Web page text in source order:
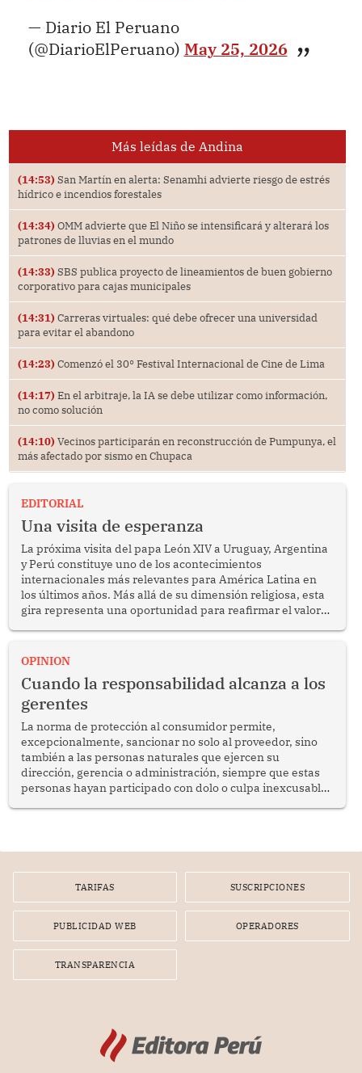
— Diario El Peruano
(@DiarioElPeruano) May 25, 2026
Más leídas de Andina
(14:53) San Martín en alerta: Senamhi advierte riesgo de estrés
hídrico e incendios forestales
(14:34) OMM advierte que El Niño se intensificará y alterará los
patrones de lluvias en el mundo
(14:33) SBS publica proyecto de lineamientos de buen gobierno
corporativo para cajas municipales
(14:31) Carreras virtuales: qué debe ofrecer una universidad
para evitar el abandono
(14:23) Comenzó el 30° Festival Internacional de Cine de Lima
(14:17) En el arbitraje, la IA se debe utilizar como información,
no como solución
(14:10) Vecinos participarán en reconstrucción de Pumpunya, el
más afectado por sismo en Chupaca
EDITORIAL
Una visita de esperanza
La próxima visita del papa León XIV a Uruguay, Argentina
y Perú constituye uno de los acontecimientos
internacionales más relevantes para América Latina en
los últimos años. Más allá de su dimensión religiosa, esta
gira representa una oportunidad para reafirmar el valor
enfrenta desafíos en materia de desarrollo, cohesión
OPINION
Cuando la responsabilidad alcanza a los
gerentes
La norma de protección al consumidor permite,
excepcionalmente, sancionar no solo al proveedor, sino
también a las personas naturales que ejercen su
dirección, gerencia o administración, siempre que estas
personas hayan participado con dolo o culpa inexcusable
por la frustrada realización de un meet and greet con
TARIFAS SUSCRIPCIONES
PUBLICIDAD WEB OPERADORES
TRANSPARENCIA